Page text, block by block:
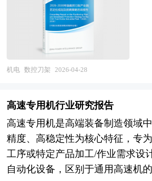
畅，行业受众覆盖商用、民用、
整体市场具备长期稳定、内生动
征，为产业发展筑牢坚实市场根
业整体呈现智能化、小型化、高
绿色低碳化的主流发展趋势。技
破，产品性能持续优化升级。产
备制造向软硬件融合、一体化解
不再局限于硬件生产制造。产业
园区化发展，上下游关联企业集
链就近配套、资源共享、协同发
航天、新能源汽车、精密模具等
求，构建 “核心部件 + 配套组件 +
服务” 的全产业链生态，是 “十五
工具产业高端化、智能化、集群
形态，也是夯实我国高端制造产
能的重要空间形态，园区在改善
积极的辐射、示范和带动作用，
的助推器。产业园区是区域经济
升级的重要空间聚集形式，担负
培育新兴产业、推动城市化建设
机电 数控刀架 2026-04-28
高速专用机行业研究报告
高速专用机是高端装备制造领域
精度、高稳定性为核心特征，专
工序或特定产品加工/作业需求设
自动化设备，区别于通用高速机